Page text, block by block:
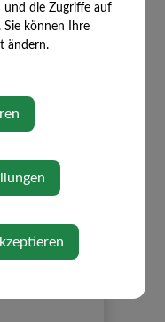
2026
und die Zugriffe auf
Sie können Ihre
ändern.